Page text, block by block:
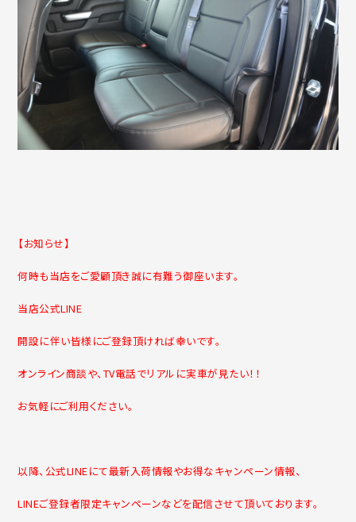
【お知らせ】
何時も当店をご愛顧頂き誠に有難う御座います。
当店公式LINE
開設に伴い皆様にご登録頂ければ幸いです。
オンライン商談や、TV電話でリアルに実車が見たい！！
お気軽にご利用ください。
以降、公式LINEにて最新入荷情報やお得なキャンペーン情報、
LINEご登録者限定キャンペーンなどを配信させて頂いております。